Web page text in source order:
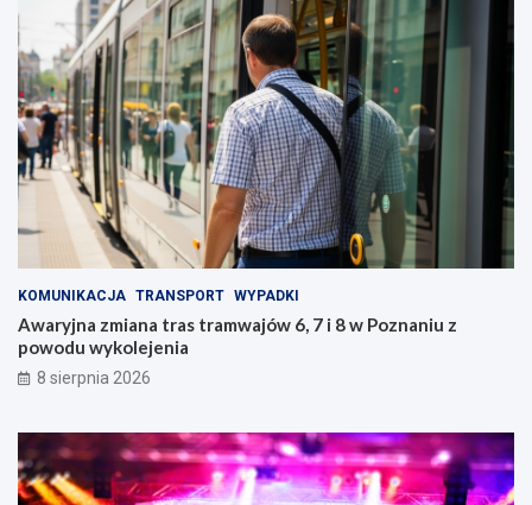
KOMUNIKACJA TRANSPORT WYPADKI
Awaryjna zmiana tras tramwajów 6, 7 i 8 w Poznaniu z
powodu wykolejenia
8 sierpnia 2026